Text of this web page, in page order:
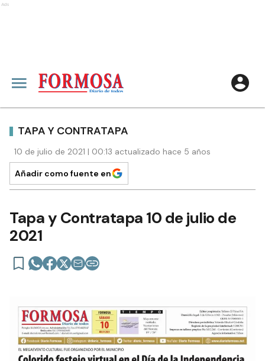
Ads
TAPA Y CONTRATAPA
10 de julio de 2021 | 00:13 actualizado hace 5 años
Añadir como fuente en
Tapa y Contratapa 10 de julio de
2021